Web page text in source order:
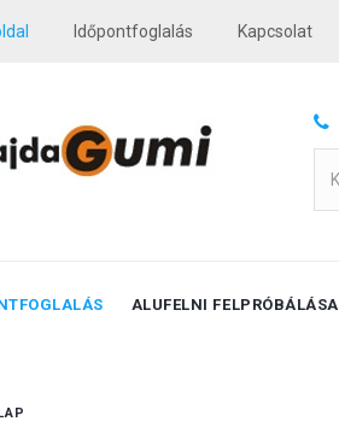
Időpontfoglalás Kapcsolat
ALUFELNI FELPRÓBÁLÁSA